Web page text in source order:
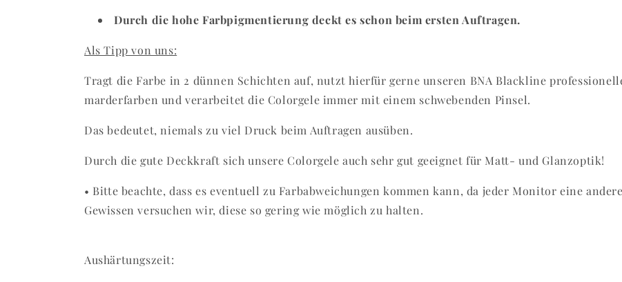
Durch die hohe Farbpigmentierung deckt es schon beim ersten Auftragen.
Als Tipp von uns:
Tragt die Farbe in 2 dünnen Schichten auf, nutzt hierfür gerne unseren BNA Blackline
marderfarben und verarbeitet die Colorgele immer mit einem schwebenden Pinsel.
Das bedeutet, niemals zu viel Druck beim Auftragen ausüben.
Durch die gute Deckkraft sich unsere Colorgele auch sehr gut geeignet für Matt- und Glanzoptik!
• Bitte beachte, dass es eventuell zu Farbabweichungen kommen kann, da jeder Monitor eine
Gewissen versuchen wir, diese so gering wie möglich zu halten.
Aushärtungszeit: